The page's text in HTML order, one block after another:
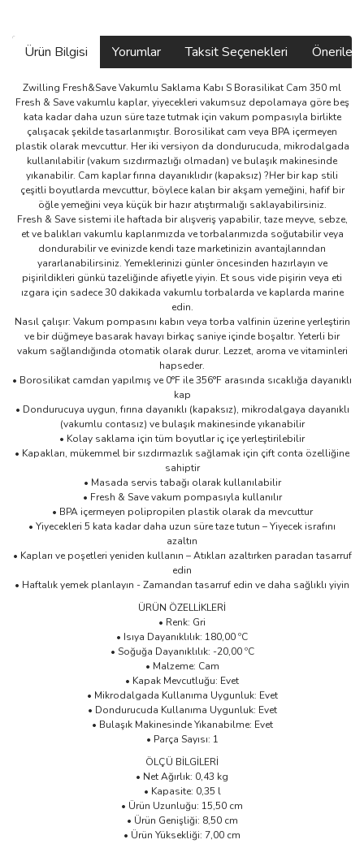
Ürün Bilgisi Yorumlar Taksit Seçenekleri
Zwilling Fresh&Save Vakumlu Saklama Kabı S Borasilikat Cam 350 ml
Fresh & Save vakumlu kaplar, yiyecekleri vakumsuz depolamaya göre beş
kata kadar daha uzun süre taze tutmak için vakum pompasıyla birlikte
çalışacak şekilde tasarlanmıştır. Borosilikat cam veya BPA içermeyen
plastik olarak mevcuttur. Her iki versiyon da dondurucuda, mikrodalgada
kullanılabilir (vakum sızdırmazlığı olmadan) ve bulaşık makinesinde
yıkanabilir. Cam kaplar fırına dayanıklıdır (kapaksız) ?Her bir kap stili
çeşitli boyutlarda mevcuttur, böylece kalan bir akşam yemeğini, hafif bir
öğle yemeğini veya küçük bir hazır atıştırmalığı saklayabilirsiniz.
Fresh & Save sistemi ile haftada bir alışveriş yapabilir, taze meyve, sebze,
et ve balıkları vakumlu kaplarımızda ve torbalarımızda soğutabilir veya
dondurabilir ve evinizde kendi taze marketinizin avantajlarından
yararlanabilirsiniz. Yemeklerinizi günler öncesinden hazırlayın ve
pişirildikleri günkü tazeliğinde afiyetle yiyin. Et sous vide pişirin veya eti
ızgara için sadece 30 dakikada vakumlu torbalarda ve kaplarda marine
edin.
Nasıl çalışır: Vakum pompasını kabın veya torba valfinin üzerine yerleştirin
ve bir düğmeye basarak havayı birkaç saniye içinde boşaltır. Yeterli bir
vakum sağlandığında otomatik olarak durur. Lezzet, aroma ve vitaminleri
hapseder.
• Borosilikat camdan yapılmış ve 0°F ile 356°F arasında sıcaklığa dayanıklı
kap
• Dondurucuya uygun, fırına dayanıklı (kapaksız), mikrodalgaya dayanıklı
(vakumlu contasız) ve bulaşık makinesinde yıkanabilir
• Kolay saklama için tüm boyutlar iç içe yerleştirilebilir
• Kapakları, mükemmel bir sızdırmazlık sağlamak için çift conta özelliğine
sahiptir
• Masada servis tabağı olarak kullanılabilir
• Fresh & Save vakum pompasıyla kullanılır
• BPA içermeyen polipropilen plastik olarak da mevcuttur
• Yiyecekleri 5 kata kadar daha uzun süre taze tutun – Yiyecek israfını
azaltın
• Kapları ve poşetleri yeniden kullanın – Atıkları azaltırken paradan tasarruf
edin
• Haftalık yemek planlayın - Zamandan tasarruf edin ve daha sağlıklı yiyin
ÜRÜN ÖZELLİKLERİ
• Renk: Gri
• Isıya Dayanıklılık: 180,00 ºC
• Soğuğa Dayanıklılık: -20,00 ºC
• Malzeme: Cam
• Kapak Mevcutluğu: Evet
• Mikrodalgada Kullanıma Uygunluk: Evet
• Dondurucuda Kullanıma Uygunluk: Evet
• Bulaşık Makinesinde Yıkanabilme: Evet
• Parça Sayısı: 1
ÖLÇÜ BİLGİLERİ
• Net Ağırlık: 0,43 kg
• Kapasite: 0,35 l
• Ürün Uzunluğu: 15,50 cm
• Ürün Genişliği: 8,50 cm
• Ürün Yüksekliği: 7,00 cm